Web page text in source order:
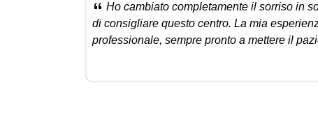
Ho cambiato completamente il sorriso in
di consigliare questo centro. La mia
professionale, sempre pronto a mettere il